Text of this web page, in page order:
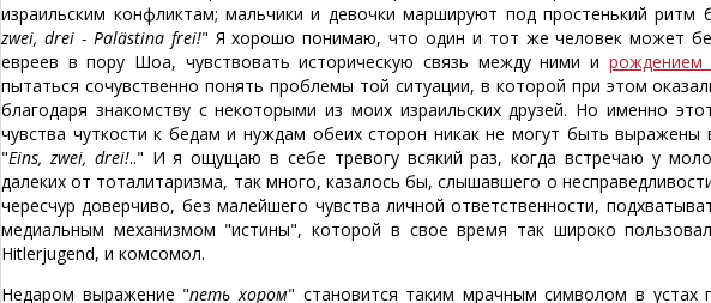
израильским конфликтам; мальчики и девочки маршируют под простенький ритм
zwei, drei - Palästina frei!" Я хорошо понимаю, что один и тот же человек может
евреев в пору Шоа, чувствовать историческую связь между ними и рождением
пытаться сочувственно понять проблемы той ситуации, в которой при этом
благодаря знакомству с некоторыми из моих израильских друзей. Но именно
чувства чуткости к бедам и нуждам обеих сторон никак не могут быть выражены
"Eins, zwei, drei!.." И я ощущаю в себе тревогу всякий раз, когда встречаю у
далеких от тоталитаризма, так много, казалось бы, слышавшего о
чересчур доверчиво, без малейшего чувства личной ответственности,
медиальным механизмом "истины", которой в свое время так широко
Hitlerjugend, и комсомол.
Недаром выражение "петь хором" становится таким мрачным символом в устах